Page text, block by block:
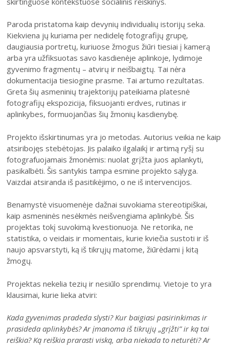
2023 (XX festivalis)
2022 (XIX festivalis)
2021 (XVIII festivalis)
2020 (XVII festivalis)
2019 (XVI festivalis)
2018 (XV festivalis)
Paroda pristatoma kaip devynių individualių istorijų seka.
Kiekviena jų kuriama per nedidelę fotografijų grupę,
daugiausia portretų, kuriuose žmogus žiūri tiesiai į kamerą
arba yra užfiksuotas savo kasdienėje aplinkoje, lydimoje
gyvenimo fragmentų – atvirų ir neišbaigtų. Tai nėra
dokumentacija tiesiogine prasme. Tai artumo rezultatas.
Greta šių asmeninių trajektorijų pateikiama platesnė
fotografijų ekspozicija, fiksuojanti erdves, rutinas ir
aplinkybes, formuojančias šių žmonių kasdienybę.
Projekto išskirtinumas yra jo metodas. Autorius veikia ne kaip
atsiribojęs stebėtojas. Jis palaiko ilgalaikį ir artimą ryšį su
fotografuojamais žmonėmis: nuolat grįžta juos aplankyti,
pasikalbėti. Šis santykis tampa esmine projekto sąlyga.
Vaizdai atsiranda iš pasitikėjimo, o ne iš intervencijos.
Benamystė visuomenėje dažnai suvokiama stereotipiškai,
kaip asmeninės nesėkmės neišvengiama aplinkybė. Šis
projektas tokį suvokimą kvestionuoja. Ne retorika, ne
statistika, o veidais ir momentais, kurie kviečia sustoti ir iš
naujo apsvarstyti, ką iš tikrųjų matome, žiūrėdami į kitą
žmogų.
Projektas nekelia tezių ir nesiūlo sprendimų. Vietoje to yra
klausimai, kurie lieka atviri:
Kada gyvenimas pradeda slysti? Kur baigiasi pasirinkimas ir
prasideda aplinkybės? Ar įmanoma iš tikrųjų „grįžti” ir ką tai
reiškia? Ką reiškia prarasti viską, arba niekada to neturėti? Ar